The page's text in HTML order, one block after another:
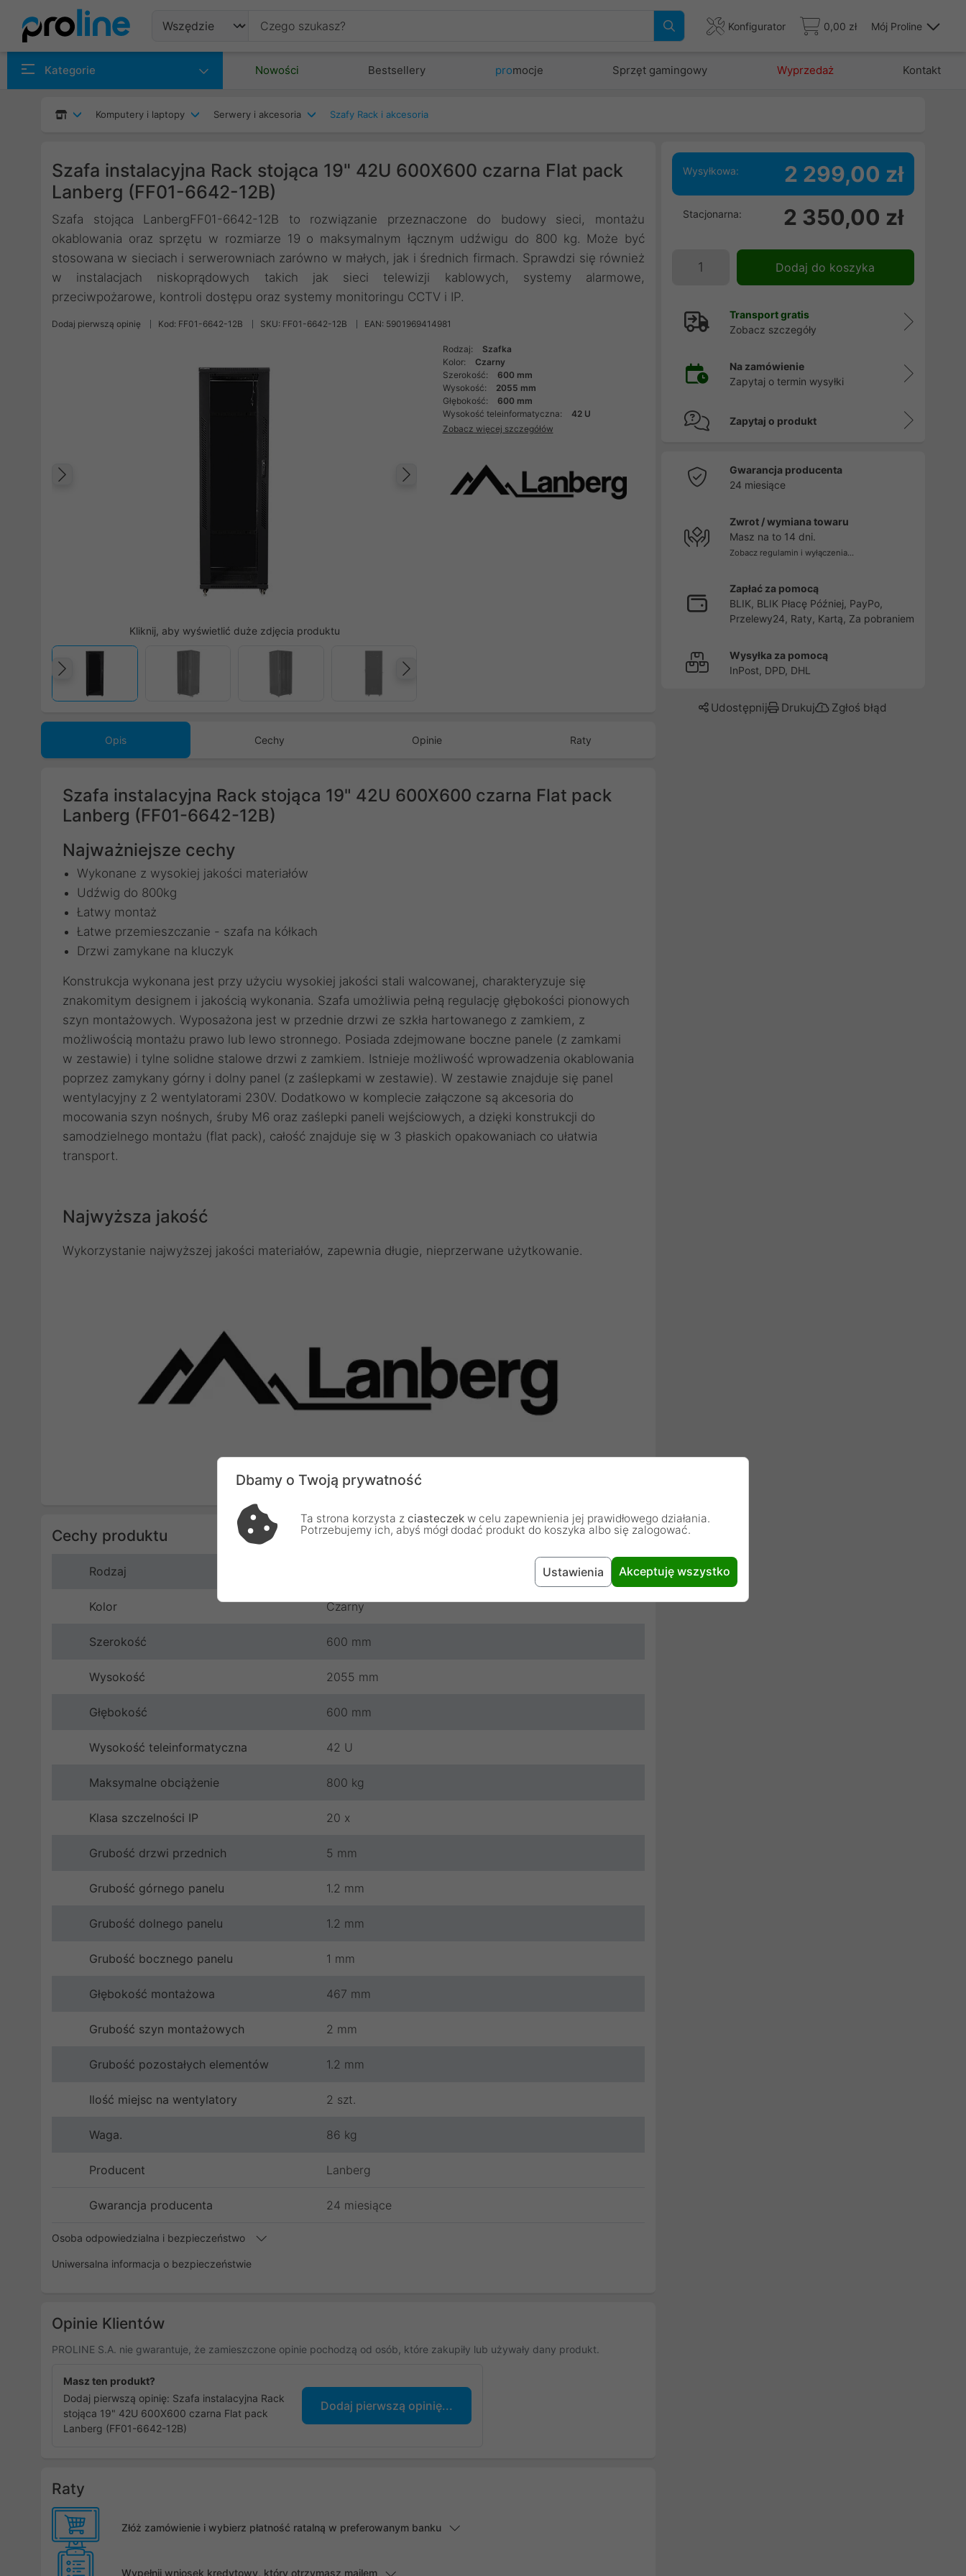
Konfigurator 0,00 zł Mój Proline
Kategorie Nowości Bestsellery promocje Sprzęt gamingowy Wyprzedaż Kontakt
Komputery i laptopy Serwery i akcesoria Szafy Rack i akcesoria
Szafa instalacyjna Rack stojąca 19" 42U 600X600 czarna Flat pack
Lanberg (FF01-6642-12B)
Szafa stojąca LanbergFF01-6642-12B to rozwiązanie przeznaczone do budowy sieci, montażu
okablowania oraz sprzętu w rozmiarze 19 o maksymalnym łącznym udźwigu do 800 kg. Może być
stosowana w sieciach i serwerowniach zarówno w małych, jak i średnich firmach. Sprawdzi się również
w instalacjach niskoprądowych takich jak sieci telewizji kablowych, systemy alarmowe,
przeciwpożarowe, kontroli dostępu oraz systemy monitoringu CCTV i IP.
Dodaj pierwszą opinię Kod: FF01-6642-12B SKU: FF01-6642-12B EAN: 5901969414981
Następny
Kliknij, aby wyświetlić duże zdjęcia produktu
Rodzaj:
Szafka
Kolor:
Czarny
Szerokość:
600 mm
Wysokość:
2055 mm
Głębokość:
600 mm
Wysokość teleinformatyczna:
42 U
Zobacz więcej szczegółów
Opis Cechy Opinie Raty
Szafa instalacyjna Rack stojąca 19" 42U 600X600 czarna Flat pack
Lanberg (FF01-6642-12B)
Najważniejsze cechy
Wykonane z wysokiej jakości materiałów
Udźwig do 800kg
Łatwy montaż
Łatwe przemieszczanie - szafa na kółkach
Drzwi zamykane na kluczyk
Konstrukcja wykonana jest przy użyciu wysokiej jakości stali walcowanej, charakteryzuje się
znakomitym designem i jakością wykonania. Szafa umożliwia pełną regulację głębokości pionowych
szyn montażowych. Wyposażona jest w przednie drzwi ze szkła hartowanego z zamkiem, z
możliwością montażu prawo lub lewo stronnego. Posiada zdejmowane boczne panele (z zamkami
w zestawie) i tylne solidne stalowe drzwi z zamkiem. Istnieje możliwość wprowadzenia okablowania
poprzez zamykany górny i dolny panel (z zaślepkami w zestawie). W zestawie znajduje się panel
wentylacyjny z 2 wentylatorami 230V. Dodatkowo w komplecie załączone są akcesoria do
mocowania szyn nośnych, śruby M6 oraz zaślepki paneli wejściowych, a dzięki konstrukcji do
samodzielnego montażu (flat pack), całość znajduje się w 3 płaskich opakowaniach co ułatwia
transport.
Najwyższa jakość
Wykorzystanie najwyższej jakości materiałów, zapewnia długie, nieprzerwane użytkowanie.
Cechy produktu
Rodzaj
Kolor Czarny
Szerokość 600 mm
Wysokość 2055 mm
Głębokość 600 mm
Wysokość teleinformatyczna 42 U
Maksymalne obciążenie 800 kg
Klasa szczelności IP 20 x
Grubość drzwi przednich 5 mm
Grubość górnego panelu 1.2 mm
Grubość dolnego panelu 1.2 mm
Grubość bocznego panelu 1 mm
Głębokość montażowa 467 mm
Grubość szyn montażowych 2 mm
Grubość pozostałych elementów 1.2 mm
Ilość miejsc na wentylatory 2 szt.
Waga. 86 kg
Producent Lanberg
Gwarancja producenta 24 miesiące
Osoba odpowiedzialna i bezpieczeństwo
Uniwersalna informacja o bezpieczeństwie
Opinie Klientów
PROLINE S.A. nie gwarantuje, że zamieszczone opinie pochodzą od osób, które zakupiły lub używały dany produkt.
Masz ten produkt?
Dodaj pierwszą opinię: Szafa instalacyjna Rack
stojąca 19" 42U 600X600 czarna Flat pack
Lanberg (FF01-6642-12B)
Dodaj pierwszą opinię...
Raty
Złóż zamówienie i wybierz płatność ratalną w preferowanym banku
Wypełnij wniosek kredytowy, który otrzymasz mailem
Wysyłkowa: 2 299,00 zł
Stacjonarna: 2 350,00 zł
Dodaj do koszyka
Transport gratis
Zobacz szczegóły
Na zamówienie
Zapytaj o termin wysyłki
Zapytaj o produkt
Gwarancja producenta
24 miesiące
Zwrot / wymiana towaru
Masz na to 14 dni.
Zobacz regulamin i wyłączenia...
Zapłać za pomocą
BLIK, BLIK Płacę Później, PayPo,
Przelewy24, Raty, Kartą, Za pobraniem
Wysyłka za pomocą
InPost, DPD, DHL
Udostępnij Drukuj Zgłoś błąd
Dbamy o Twoją prywatność
Ta strona korzysta z ciasteczek w celu zapewnienia jej prawidłowego działania.
Potrzebujemy ich, abyś mógł dodać produkt do koszyka albo się zalogować.
Ustawienia Akceptuję wszystko